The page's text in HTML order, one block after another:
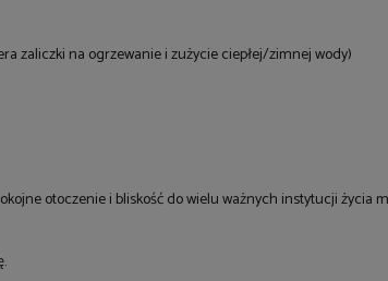
zaliczki na ogrzewanie i zużycie ciepłej/zimnej wody)
otoczenie i bliskość do wielu ważnych instytucji życia